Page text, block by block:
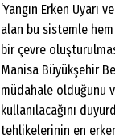
‘Yangın Erken
alan bu sistemle
bir çevre
Manisa Büyükşehir
müdahale olduğunu
kullanılacağını
tehlikelerinin en